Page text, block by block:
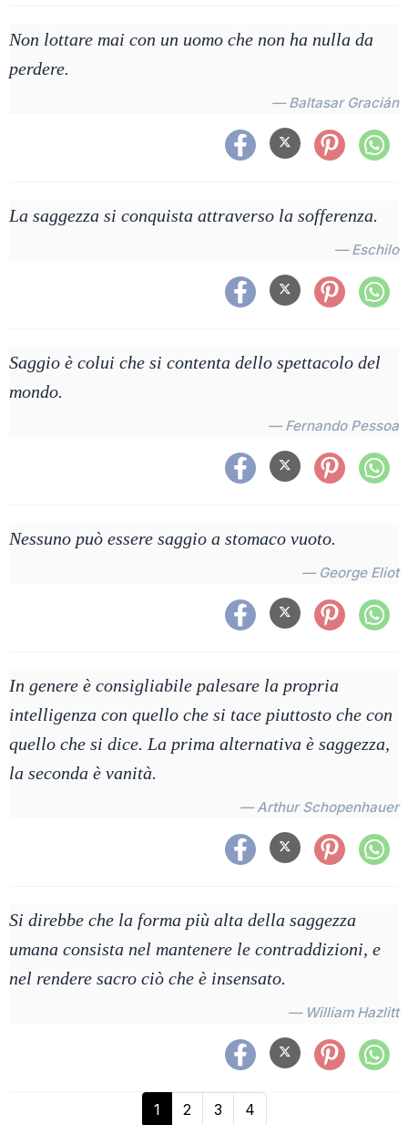
Non lottare mai con un uomo che non ha nulla da
perdere.
— Baltasar Gracián
La saggezza si conquista attraverso la sofferenza.
— Eschilo
Saggio è colui che si contenta dello spettacolo del
mondo.
— Fernando Pessoa
Nessuno può essere saggio a stomaco vuoto.
— George Eliot
In genere è consigliabile palesare la propria
intelligenza con quello che si tace piuttosto che con
quello che si dice. La prima alternativa è saggezza,
la seconda è vanità.
— Arthur Schopenhauer
Si direbbe che la forma più alta della saggezza
umana consista nel mantenere le contraddizioni, e
nel rendere sacro ciò che è insensato.
— William Hazlitt
1 2 3 4